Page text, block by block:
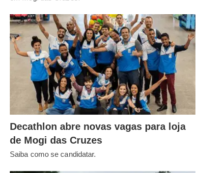
Decathlon abre novas vagas para loja
de Mogi das Cruzes
Saiba como se candidatar.